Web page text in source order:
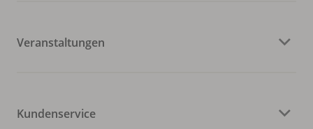
Veranstaltungen
Kundenservice